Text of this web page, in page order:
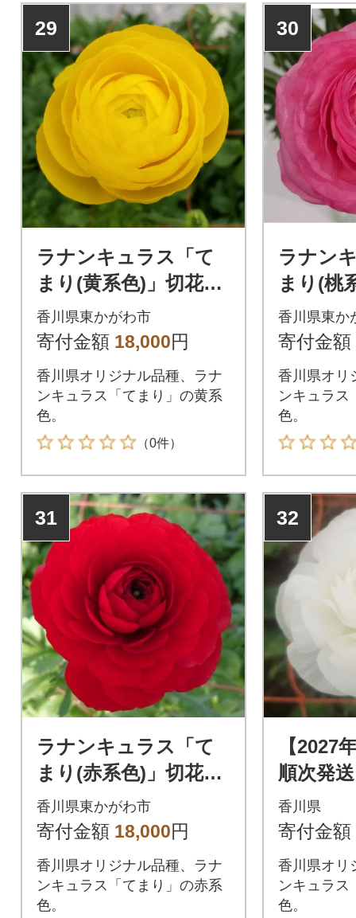
29
ラナンキュラス「て
まり(黄系色)」切花50
本
香川県東かがわ市
寄付金額 18,000円
香川県オリジナル品種、ラナ
ンキュラス「てまり」の黄系
色。
（0件）
30
ラナン
まり(桃
本
香川県東か
寄付金額
香川県オリ
ンキュラス
色。
31
ラナンキュラス「て
まり(赤系色)」切花50
本
香川県東かがわ市
寄付金額 18,000円
香川県オリジナル品種、ラナ
ンキュラス「てまり」の赤系
色。
32
【2027
順次発
ュラス
色)」切
香川県
寄付金額
香川県オリ
ンキュラス
色。